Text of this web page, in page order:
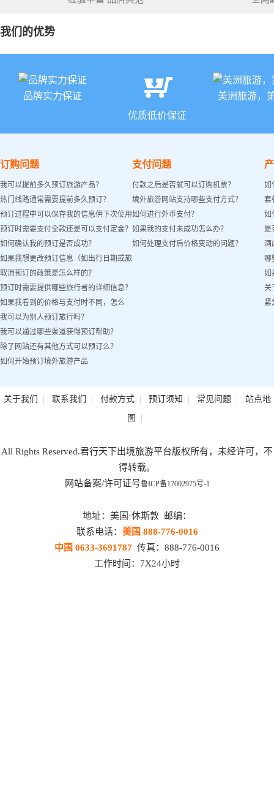
我们的优势
品牌实力保证
优质低价保证
美洲旅游，
订购问题
我可以提前多久预订旅游产品？
热门线路通常需要提前多久预订？
预订过程中可以保存我的信息供下次使用
吗？
预订时需要支付全款还是可以支付定金？
如何确认我的预订是否成功？
如果我想更改预订信息（如出行日期或旅
客姓名）怎么办？
取消预订的政策是怎么样的？
预订时需要提供哪些旅行者的详细信息？
如果我看到的价格与支付时不同，怎么
办？
我可以为别人预订旅行吗？
我可以通过哪些渠道获得预订帮助？
除了网站还有其他方式可以预订么？
如何开始预订境外旅游产品
支付问题
付款之后是否就可以订购机票？
境外旅游网站支持哪些支付方式？
如何进行外币支付？
如果我的支付未成功怎么办？
如何处理支付后价格变动的问题？
如
套
如
是
酒
哪
如
关
紧
关于我们 | 联系我们 | 付款方式| 预订须知 | 常见问题| 站点地
图 |
All Rights Reserved.君行天下出境旅游平台版权所有，未经许可，不
得转载。
网站备案/许可证号鲁ICP备17002975号-1
地址：美国·休斯敦 邮编：
联系电话： 美国 888-776-0016
中国 0633-3691787 传真：888-776-0016
工作时间：7X24小时